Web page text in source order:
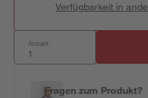
Verfügbarkeit in
Anzahl:
Fragen zum Produkt?